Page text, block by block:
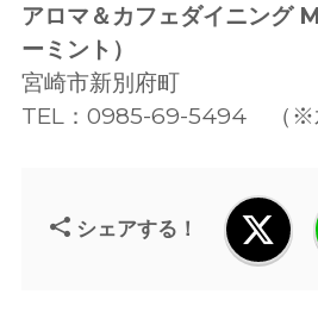
アロマ＆カフェダイニング
ーミント）
宮崎市新別府町
TEL：0985-69-5494 （※
シェアする！